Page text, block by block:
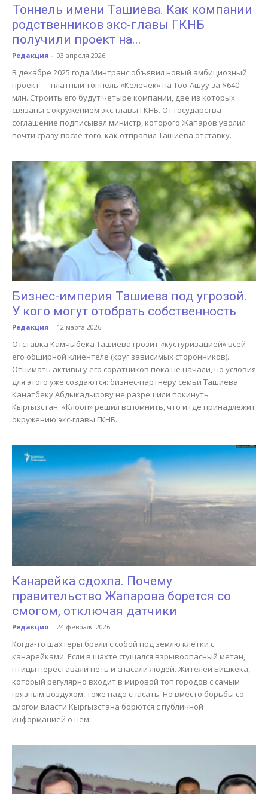
Тоннель имени Ташиева. Как компании
родственников экс-главы ГКНБ
получили проект на...
Редакция - 03 апреля 2026
В декабре 2025 года Минтранс объявил новый амбициозный
проект — платный тоннель «Келечек» на Тоо-Ашуу за $640
млн. Строить его будут четыре компании, две из которых
связаны с окружением экс-главы ГКНБ. От государства
соглашение подписывал министр, которого Жапаров уволил
почти сразу после того, как отправил Ташиева отставку.
Бизнес-империя Ташиева под угрозой.
У кого могут отобрать собственность
Редакция - 12 марта 2026
Отставка Камчыбека Ташиева грозит «кустуризацией» всей
его обширной клиентеле (круг зависимых сторонников).
Отнимать активы у его соратников пока не начали, но условия
для этого уже создаются: бизнес-партнеру семьи Ташиева
Канатбеку Абдыкадырову не разрешили покинуть
Кыргызстан. «Клооп» решил вспомнить, что и где принадлежит
окружению экс-главы ГКНБ.
Канарейка сдохла. Почему
правительство Жапарова борется со
смогом, отключая датчики
Редакция - 24 февраля 2026
Когда-то шахтеры брали с собой под землю клетки с
канарейками. Если в шахте сгущался взрывоопасный метан,
птицы переставали петь и спасали людей. Жителей Бишкека,
который регулярно входит в мировой топ городов с самым
грязным воздухом, тоже надо спасать. Но вместо борьбы со
смогом власти Кыргызстана борются с публичной
информацией о нем.